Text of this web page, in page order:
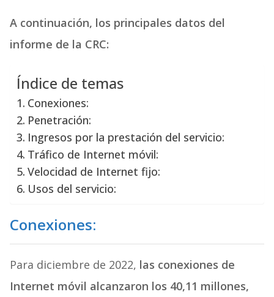
A continuación, los principales datos del
informe de la CRC:
Índice de temas
Conexiones:
Penetración:
Ingresos por la prestación del servicio:
Tráfico de Internet móvil:
Velocidad de Internet fijo:
Usos del servicio:
Conexiones:
Para diciembre de 2022, las conexiones de
Internet móvil alcanzaron los 40,11 millones,